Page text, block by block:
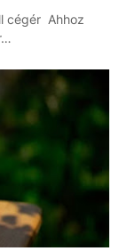
cégér Ahhoz